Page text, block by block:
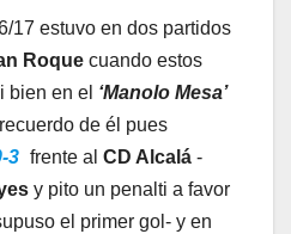
17 estuvo en dos partidos
Roque cuando estos
bien en el ‘Manolo Mesa’
de él pues
3 frente al CD Alcalá -
y pito un penalti a favor
el primer gol- y en